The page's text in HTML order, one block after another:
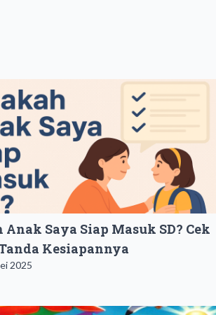
Saya Siap Masuk SD? Cek
Kesiapannya
2025